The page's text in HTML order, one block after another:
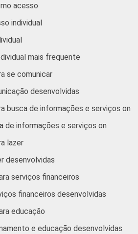
16
6
9
acesso
individual
mais frequente
se comunicar
desenvolvidas
busca de informações e serviços on
de informações e serviços on
lazer
desenvolvidas
serviços financeiros
financeiros desenvolvidas
educação
e educação desenvolvidas